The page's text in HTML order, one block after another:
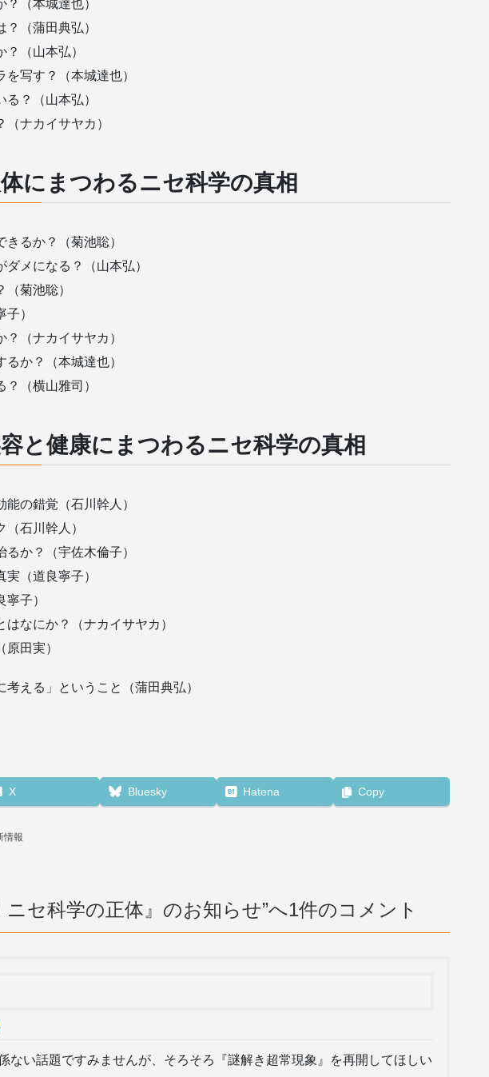
（本城達也）
（蒲田典弘）
（山本弘）
写す？（本城達也）
？（山本弘）
（ナカイサヤカ）
体にまつわるニセ科学の真相
るか？（菊池聡）
メになる？（山本弘）
菊池聡）
）
（ナカイサヤカ）
か？（本城達也）
（横山雅司）
容と健康にまつわるニセ科学の真相
の錯覚（石川幹人）
石川幹人）
か？（宇佐木倫子）
（道良寧子）
子）
はなにか？（ナカイサヤカ）
田実）
考える」ということ（蒲田典弘）
X Bluesky Hatena Copy
情報
ニセ科学の正体』のお知らせ”へ1件のコメント
ない話題ですみませんが、そろそろ『謎解き超常現象』を再開してほしい